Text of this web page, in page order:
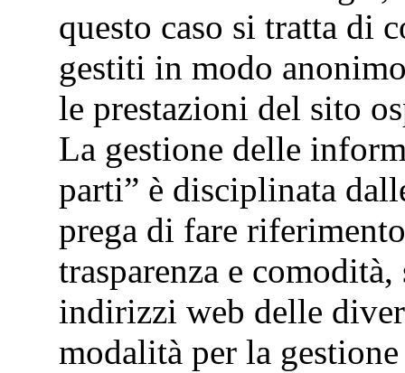
questo caso si tratta di
gestiti in modo
le prestazioni del sito
La gestione delle
parti” è disciplinata
prega di fare
trasparenza e
indirizzi web delle
modalità per la